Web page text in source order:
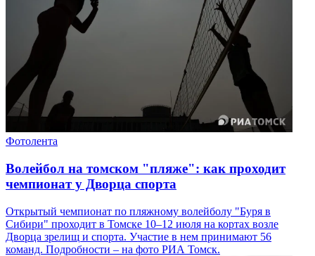
Фотолента
Волейбол на томском "пляже": как проходит
чемпионат у Дворца спорта
Открытый чемпионат по пляжному волейболу "Буря в
Сибири" проходит в Томске 10–12 июля на кортах возле
Дворца зрелищ и спорта. Участие в нем принимают 56
команд. Подробности – на фото РИА Томск.